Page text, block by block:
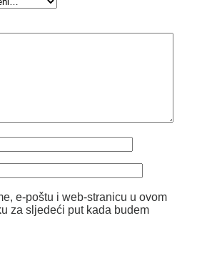
e-poštu i web-stranicu u ovom
za sljedeći put kada budem